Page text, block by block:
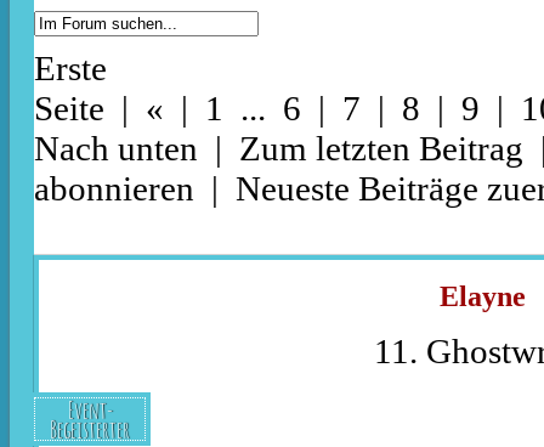
Erste
Seite | « | 1 ... 6 | 7 | 8 | 9 |
Nach unten | Zum letzten Beitrag
abonnieren | Neueste Beiträge
Elayne
11.
Event-
Begeisterter